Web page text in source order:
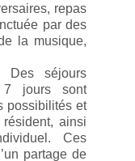
repas
par des
la musique,
Des séjours
jours sont
possibilités et
ainsi
Ces
partage de